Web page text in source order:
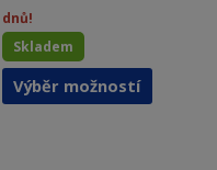
dnů!
Skladem
Výběr možností
Tento
produkt